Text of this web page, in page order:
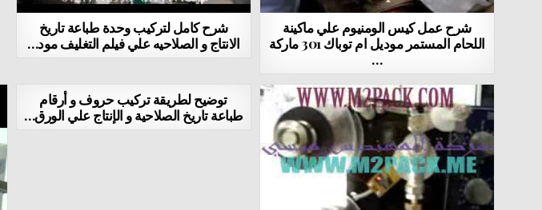
شرح كامل لتركيب وحدة طباعة تاريخ
الانتاج و الصلاحيه علي فيلم التغليف مود…
شرح عمل كيس الومنيوم علي ماكينة
اللحام المستمر موديل ام توباك 301 ماركة
…
توضيح لطريقة تركيب حروف و أرقام
طباعة تاريخ الصلاحية و الإنتاج علي الورق…